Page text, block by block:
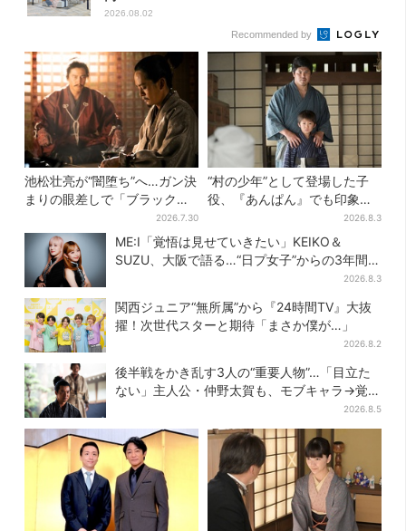
2026.08.02
Recommended by
池松壮亮が“闇堕ち”へ…ガン決
まりの眼差しで「ブラック秀
吉がログイン」【豊臣兄弟】
2026.7.30
“村の少年”として登場した子
役、『あんぱん』でも印象的
だった…視聴者驚き「どうり
で演技上手だと」
2026.8.3
ME:I「覚悟は見せていきたい」KEIKO＆
SUZU、大阪で語る…“日プ女子”からの3年間
2026.8.3
関西ジュニア“無所属”から『24時間TV』大抜
擢！次世代スターと期待「まさか僕が…」
2026.8.2
後半戦をかき乱す3人の“重要人物”…「目立た
ない」主人公・仲野太賀も、モブキャラ→覚醒
2026.8.5